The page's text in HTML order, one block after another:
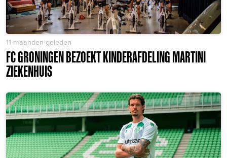
11 maanden geleden
FC GRONINGEN BEZOEKT KINDERAFDELING MARTINI
ZIEKENHUIS